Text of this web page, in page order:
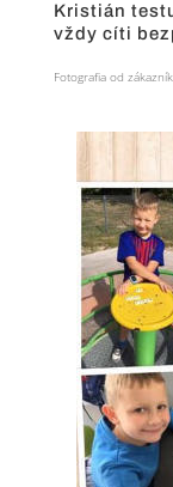
Kristián
vždy cíti
Fotografia od